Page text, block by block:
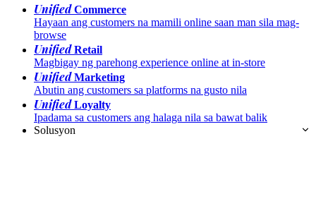
UnifiedCommerce
Hayaan ang customers na mamili online saan man sila mag-
browse
UnifiedRetail
Magbigay ng parehong experience online at in-store
UnifiedMarketing
Abutin ang customers sa platforms na gusto nila
UnifiedLoyalty
Ipadama sa customers ang halaga nila sa bawat balik
Solusyon